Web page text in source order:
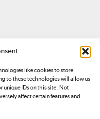
like cookies to store
to these technologies will allow us
unique IDs on this site. Not
affect certain features and